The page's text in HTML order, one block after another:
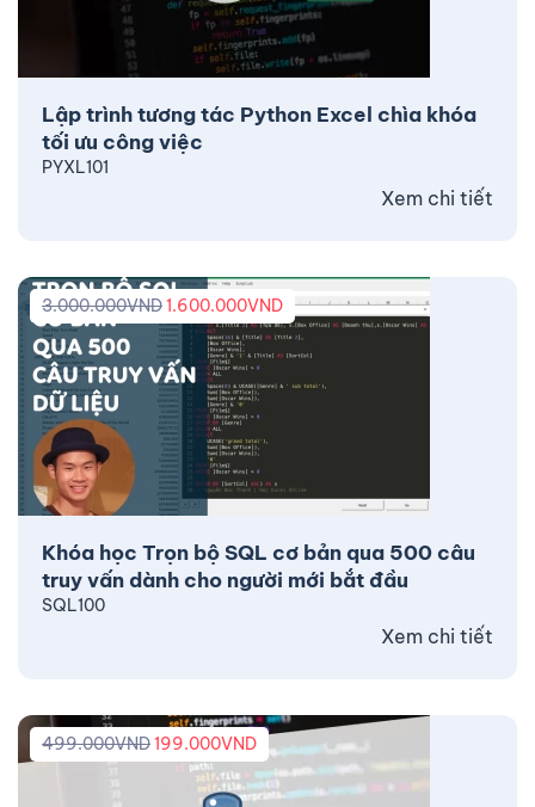
Lập trình tương tác Python Excel chìa khóa
tối ưu công việc
PYXL101
Xem chi tiết
Khóa học Trọn bộ SQL cơ bản qua 500 câu
truy vấn dành cho người mới bắt đầu
3.000.000VND1.600.000VND
SQL100
Xem chi tiết
499.000VND199.000VND